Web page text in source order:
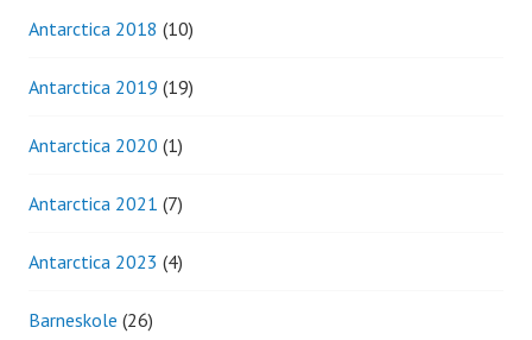
Antarctica 2018 (10)
Antarctica 2019 (19)
Antarctica 2020 (1)
Antarctica 2021 (7)
Antarctica 2023 (4)
Barneskole (26)